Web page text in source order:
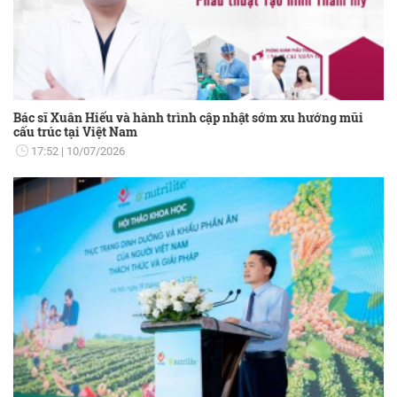
Bác sĩ Xuân Hiếu và hành trình cập nhật sớm xu hướng mũi
cấu trúc tại Việt Nam
17:52 10/07/2026